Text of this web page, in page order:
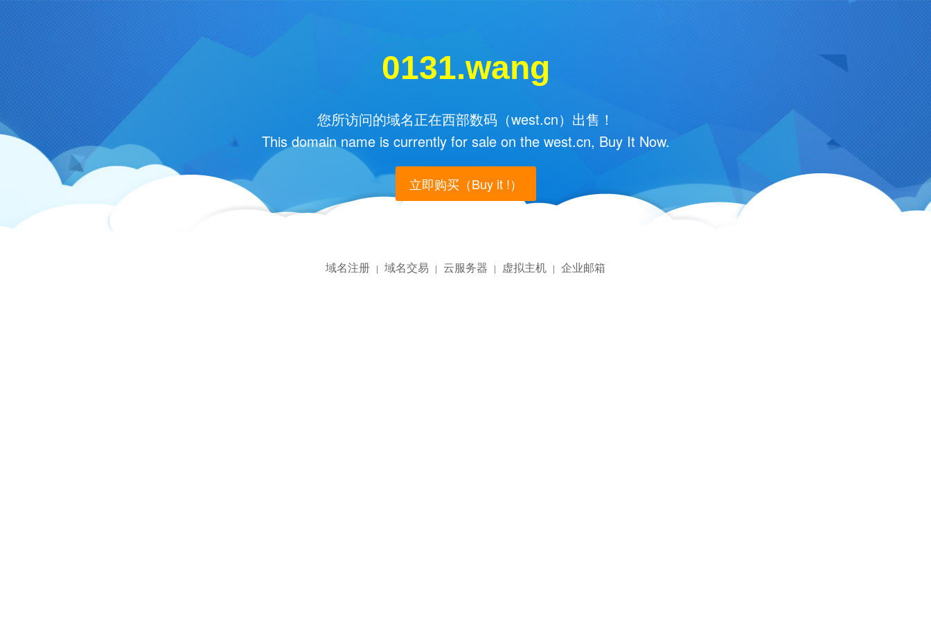
0131.wang
您所访问的域名正在西部数码（west.cn）出售！
This domain name is currently for sale on the west.cn, Buy It Now.
立即购买（Buy it !）
域名注册 | 域名交易 | 云服务器 | 虚拟主机 | 企业邮箱